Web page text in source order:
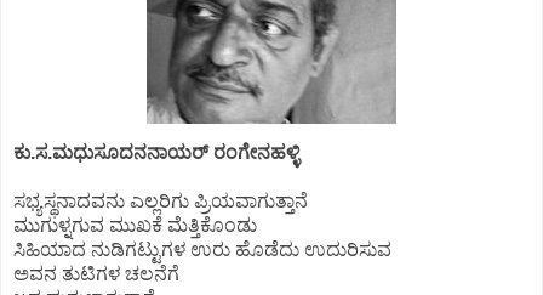
ಕು.ಸ.ಮಧುಸೂದನನಾಯರ್ ರಂಗೇನಹಳ್ಳಿ
ಸಭ್ಯಸ್ಥನಾದವನು ಎಲ್ಲರಿಗು ಪ್ರಿಯವಾಗುತ್ತಾನೆ
ಮುಗುಳ್ನಗುವ ಮುಖಕೆ ಮೆತ್ತಿಕೊಂಡು
ಸಿಹಿಯಾದ ನುಡಿಗಟ್ಟುಗಳ ಉರು ಹೊಡೆದು ಉದುರಿಸುವ
ಅವನ ತುಟಿಗಳ ಚಲನೆಗೆ